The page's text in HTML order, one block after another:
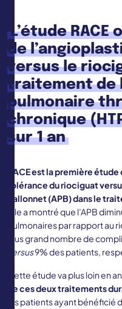
L’étude
de
versus le
traitement de
pulmonaire
chronique
sur 1 an
RACE est la première
tolérance du riociguat
ballonnet (APB) dans le
Elle a montré que l’APB
pulmonaires par rapport au
plus grand nombre de
versus9% des patients,
Cette étude va plus loin en
de ces deux traitements
les patients ayant bénéficié